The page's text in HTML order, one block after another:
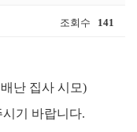
조회수 141
배난 집사 시모)
기 바랍니다.